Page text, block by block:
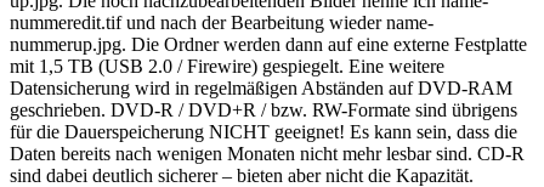
nummeredit.tif und nach der Bearbeitung wieder name-
nummerup.jpg. Die Ordner werden dann auf eine externe Festplatte
mit 1,5 TB (USB 2.0 / Firewire) gespiegelt. Eine weitere
Datensicherung wird in regelmäßigen Abständen auf DVD-RAM
geschrieben. DVD-R / DVD+R / bzw. RW-Formate sind übrigens
für die Dauerspeicherung NICHT geeignet! Es kann sein, dass die
Daten bereits nach wenigen Monaten nicht mehr lesbar sind. CD-R
sind dabei deutlich sicherer – bieten aber nicht die Kapazität.